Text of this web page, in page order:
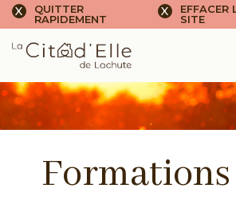
X
QUITTER
RAPIDEMENT
X
EFFACER
SITE
Formations